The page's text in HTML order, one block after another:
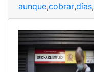
aunque,cobrar,días,